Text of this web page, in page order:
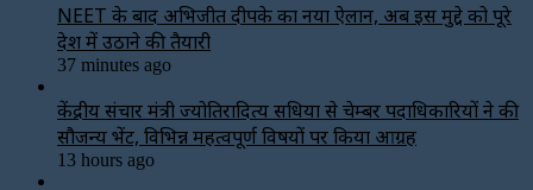
NEET के बाद अभिजीत दीपके का नया ऐलान, अब इस मुद्दे को पूरे
देश में उठाने की तैयारी
37 minutes ago
केंद्रीय संचार मंत्री ज्योतिरादित्य सिंधिया से चेम्बर पदाधिकारियों ने की
सौजन्य भेंट, विभिन्न महत्वपूर्ण विषयों पर किया आग्रह
13 hours ago